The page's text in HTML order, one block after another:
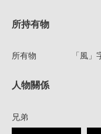
所持有物
所有物 「風
人物關係
兄弟